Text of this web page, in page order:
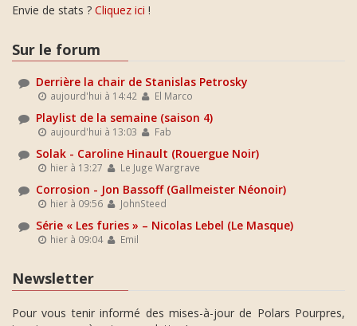
Envie de stats ? Cliquez ici !
Sur le forum
Derrière la chair de Stanislas Petrosky
aujourd'hui à 14:42 El Marco
Playlist de la semaine (saison 4)
aujourd'hui à 13:03 Fab
Solak - Caroline Hinault (Rouergue Noir)
hier à 13:27 Le Juge Wargrave
Corrosion - Jon Bassoff (Gallmeister Néonoir)
hier à 09:56 JohnSteed
Série « Les furies » – Nicolas Lebel (Le Masque)
hier à 09:04 Emil
Newsletter
Pour vous tenir informé des mises-à-jour de Polars Pourpres,